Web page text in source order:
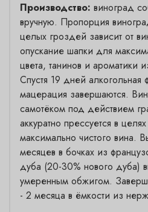
Производство: виноград
вручную. Пропорция
целых гроздей зависит от
опускание шапки для
цвета, танинов и ароматики
Спустя 19 дней алкогольная
мацерация завершаются.
самотёком под действием
аккуратно прессуется в
максимально чистого вина.
месяцев в бочках из
дуба (20-30% нового дуба)
умеренным обжигом.
- 2 месяца в ёмкости из